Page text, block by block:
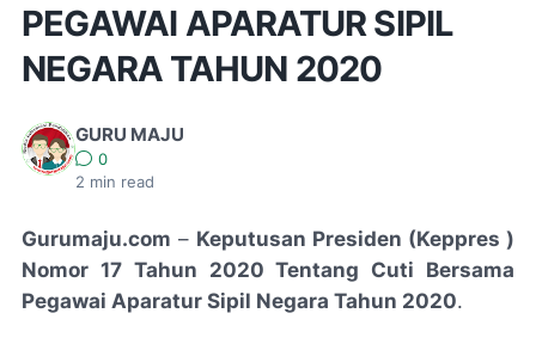
PEGAWAI APARATUR SIPIL
NEGARA TAHUN 2020
GURU MAJU
0
2 min read
Gurumaju.com – Keputusan Presiden (Keppres )
Nomor 17 Tahun 2020 Tentang Cuti Bersama
Pegawai Aparatur Sipil Negara Tahun 2020.